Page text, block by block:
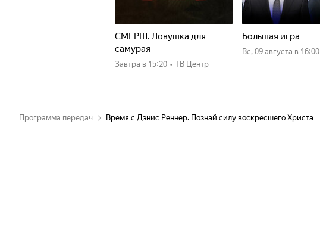
СМЕРШ. Ловушка для
самурая
Завтра в 15:20 • ТВ Центр
Большая игра
вс, 09 августа в 16:00
Программа передач Время с Дэнис Реннер. Познай силу воскресшего Христа